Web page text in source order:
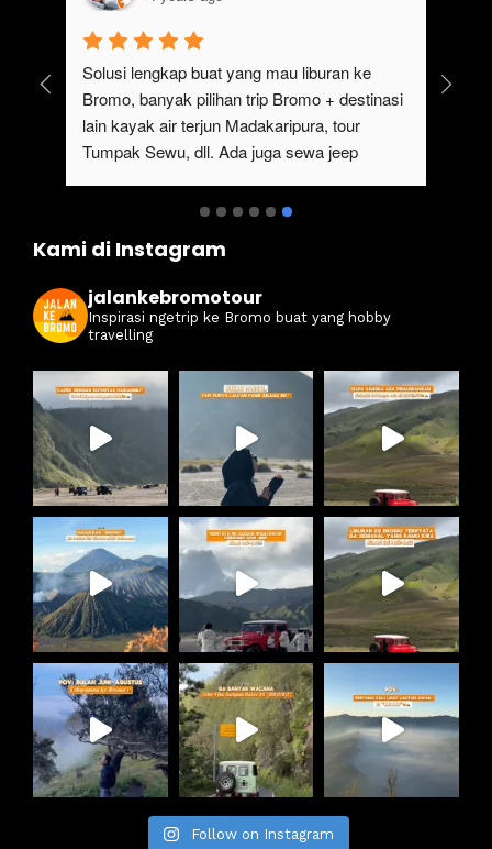
Solusi lengkap buat yang mau liburan ke
Bromo, banyak pilihan trip Bromo + destinasi
lain kayak air terjun Madakaripura, tour
Tumpak Sewu, dll. Ada juga sewa jeep
Kami di Instagram
jalankebromotour
Inspirasi ngetrip ke Bromo buat yang hobby
travelling
Follow on Instagram